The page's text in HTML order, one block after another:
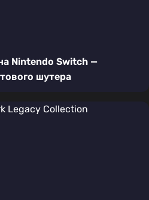
на Nintendo Switch —
шутера